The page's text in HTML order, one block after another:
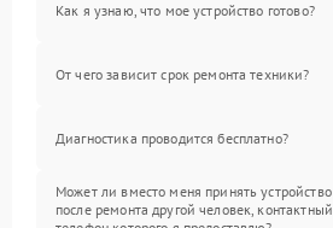
Как я узнаю, что мое устройство готово?
От чего зависит срок ремонта техники?
Диагностика проводится бесплатно?
Может ли вместо меня принять устройство
после ремонта другой человек, контактный